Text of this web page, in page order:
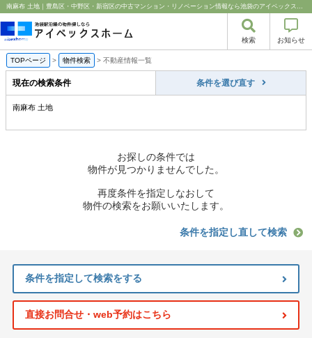
南麻布 土地｜豊島区・中野区・新宿区の中古マンション・リノベーション情報なら池袋のアイベックスホーム！
検索 お知らせ
TOPページ > 物件検索 > 不動産情報一覧
現在の検索条件 条件を選び直す
南麻布 土地
お探しの条件では
物件が見つかりませんでした。
再度条件を指定しなおして
物件の検索をお願いいたします。
条件を指定し直して検索
条件を指定して検索をする
直接お問合せ・web予約はこちら